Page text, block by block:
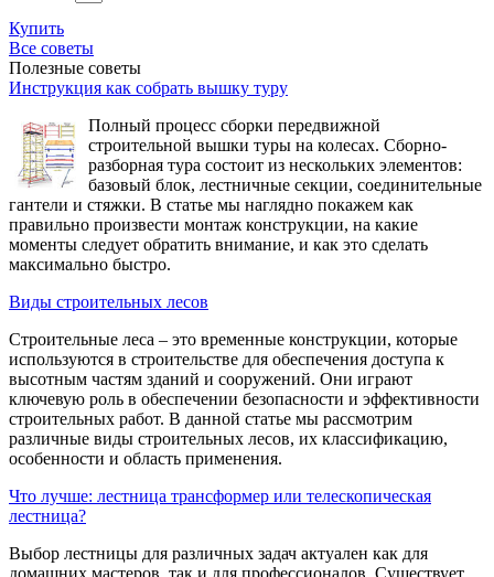
Купить
Все советы
Полезные советы
Инструкция как собрать вышку туру
Полный процесс сборки передвижной
строительной вышки туры на колесах. Сборно-
разборная тура состоит из нескольких элементов:
базовый блок, лестничные секции, соединительные
гантели и стяжки. В статье мы наглядно покажем как
правильно произвести монтаж конструкции, на какие
моменты следует обратить внимание, и как это сделать
максимально быстро.
Виды строительных лесов
Строительные леса – это временные конструкции, которые
используются в строительстве для обеспечения доступа к
высотным частям зданий и сооружений. Они играют
ключевую роль в обеспечении безопасности и эффективности
строительных работ. В данной статье мы рассмотрим
различные виды строительных лесов, их классификацию,
особенности и область применения.
Что лучше: лестница трансформер или телескопическая
лестница?
Выбор лестницы для различных задач актуален как для
домашних мастеров, так и для профессионалов. Существует